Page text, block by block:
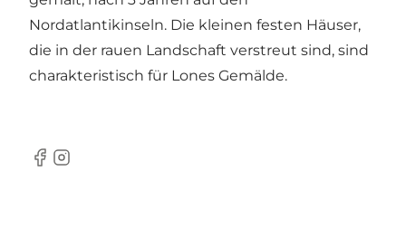
Nordatlantikinseln. Die kleinen festen Häuser,
die in der rauen Landschaft verstreut sind, sind
charakteristisch für Lones Gemälde.
Facebook
Instagram